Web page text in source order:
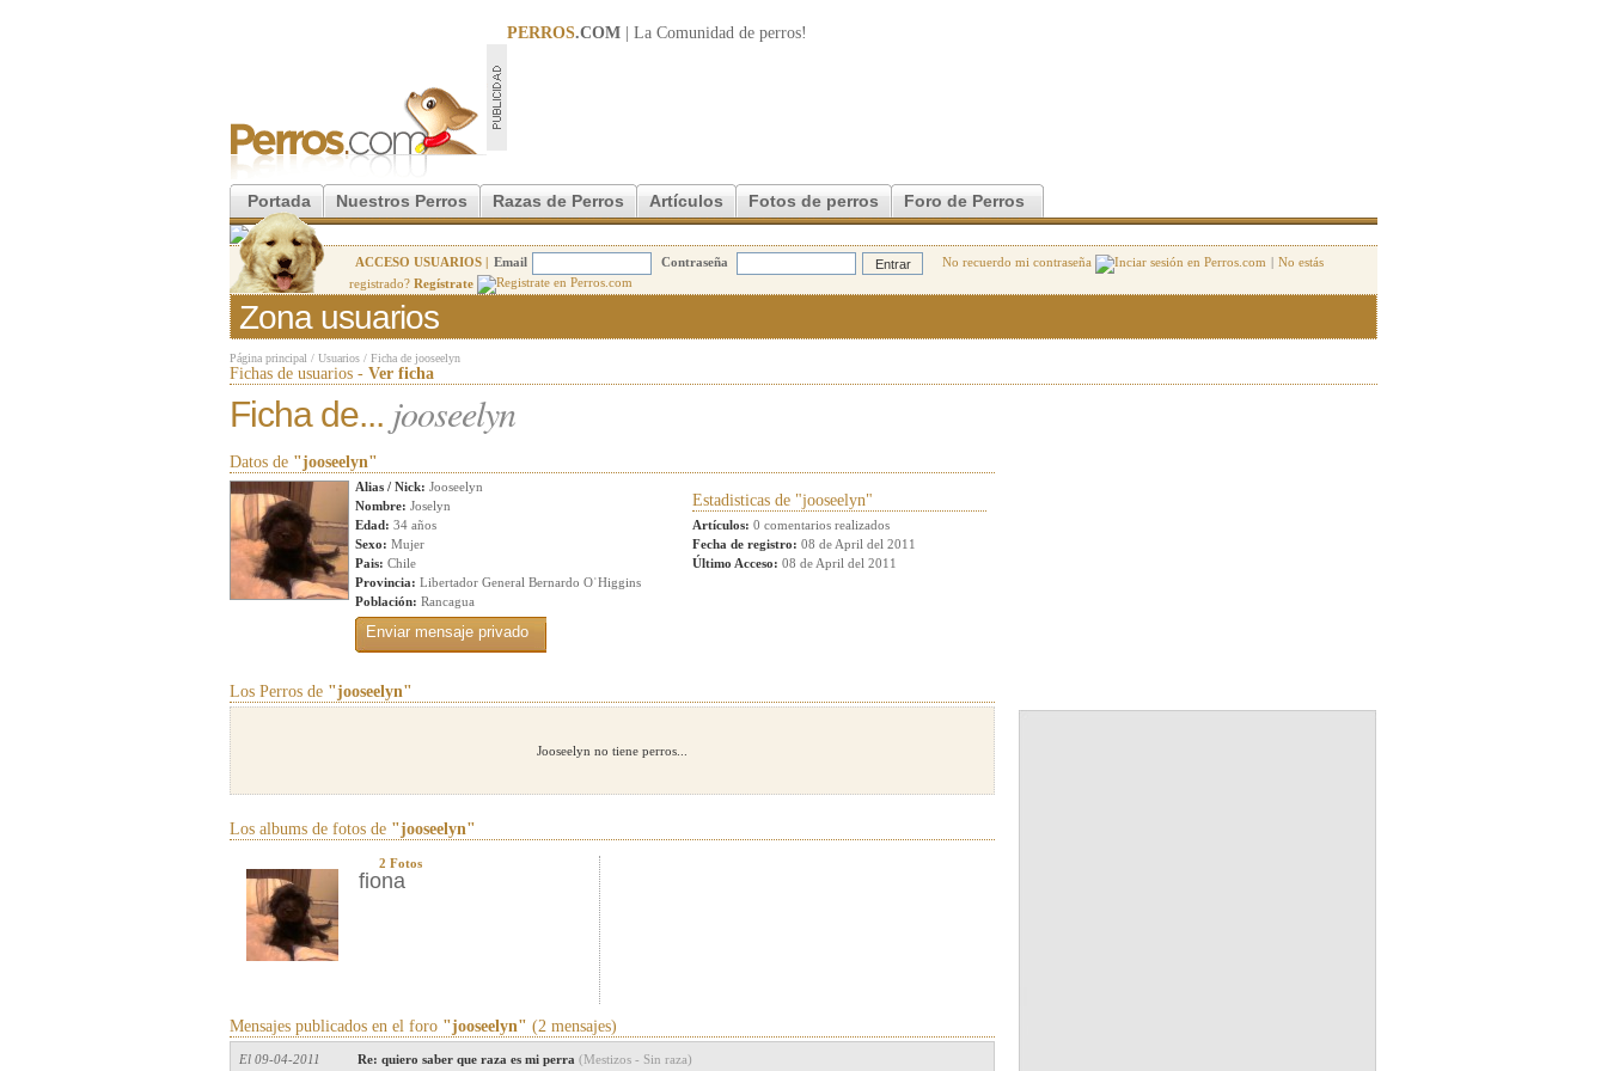
PERROS.COM | La Comunidad de perros!
Portada Nuestros Perros Razas de Perros Artículos Fotos de perros Foro de Perros
ACCESO USUARIOS | Email Contraseña No recuerdo mi contraseña | No estás
registrado? Regístrate
Zona usuarios
Página principal / Usuarios / Ficha de jooseelyn
Fichas de usuarios - Ver ficha
Ficha de... jooseelyn
Datos de "jooseelyn"
Alias / Nick: Jooseelyn
Nombre: Joselyn
Edad: 34 años
Sexo: Mujer
Pais: Chile
Provincia: Libertador General Bernardo OʿHiggins
Población: Rancagua
Estadisticas de "jooseelyn"
Artículos: 0 comentarios realizados
Fecha de registro: 08 de April del 2011
Último Acceso: 08 de April del 2011
Los Perros de "jooseelyn"
Jooseelyn no tiene perros...
Los albums de fotos de "jooseelyn"
2 Fotos
fiona
Mensajes publicados en el foro "jooseelyn" (2 mensajes)
El 09-04-2011 Re: quiero saber que raza es mi perra (Mestizos - Sin raza)